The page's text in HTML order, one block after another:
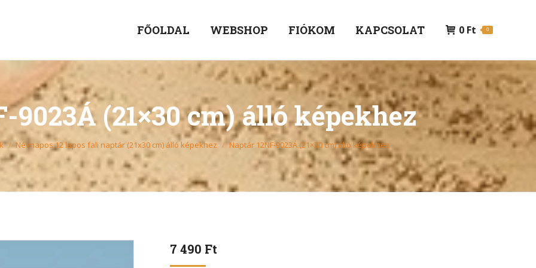
FŐOLDAL WEBSHOP FIÓKOM KAPCSOLAT 0 Ft 0
9023Á (21×30 cm) álló képekhez
Névnapos 12 lapos fali naptár (21x30 cm) álló képekhez Naptár 12NF-9023Á (21×30 cm) álló képekhez
7 490 Ft